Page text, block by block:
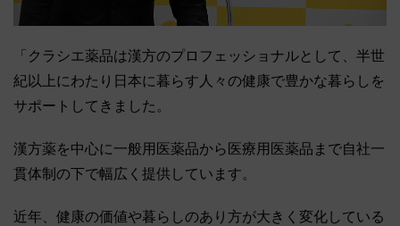
「クラシエ薬品は漢方のプロフェッショナルとして、半世
紀以上にわたり日本に暮らす人々の健康で豊かな暮らしを
サポートしてきました。
漢方薬を中心に一般用医薬品から医療用医薬品まで自社一
貫体制の下で幅広く提供しています。
近年、健康の価値や暮らしのあり方が大きく変化している